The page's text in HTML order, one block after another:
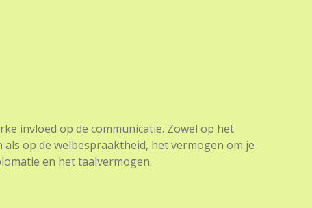
invloed op de communicatie. Zowel op het
op de welbespraaktheid, het vermogen om je
en het taalvermogen.